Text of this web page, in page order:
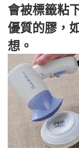
會被標籤粘
優質的膠，
想。